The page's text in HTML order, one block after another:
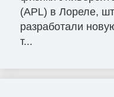
(APL) в Лореле,
разработали
т...